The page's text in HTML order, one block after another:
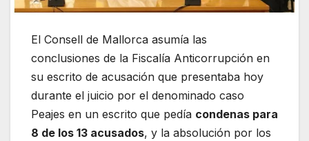
El Consell de Mallorca asumía las
conclusiones de la Fiscalía Anticorrupción en
su escrito de acusación que presentaba hoy
durante el juicio por el denominado caso
Peajes en un escrito que pedía condenas para
8 de los 13 acusados, y la absolución por los